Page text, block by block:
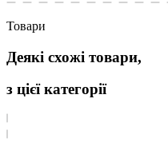
Товари
Деякі схожі товари,
з цієї категорії